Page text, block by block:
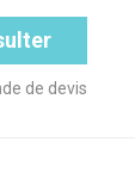
de devis